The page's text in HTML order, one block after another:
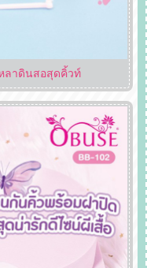
ลาดินสอสุดคิ้วท์